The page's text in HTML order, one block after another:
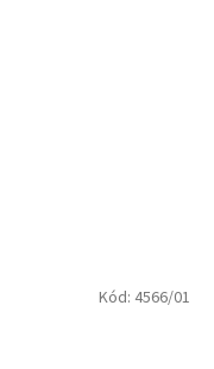
Kód: 4566/01